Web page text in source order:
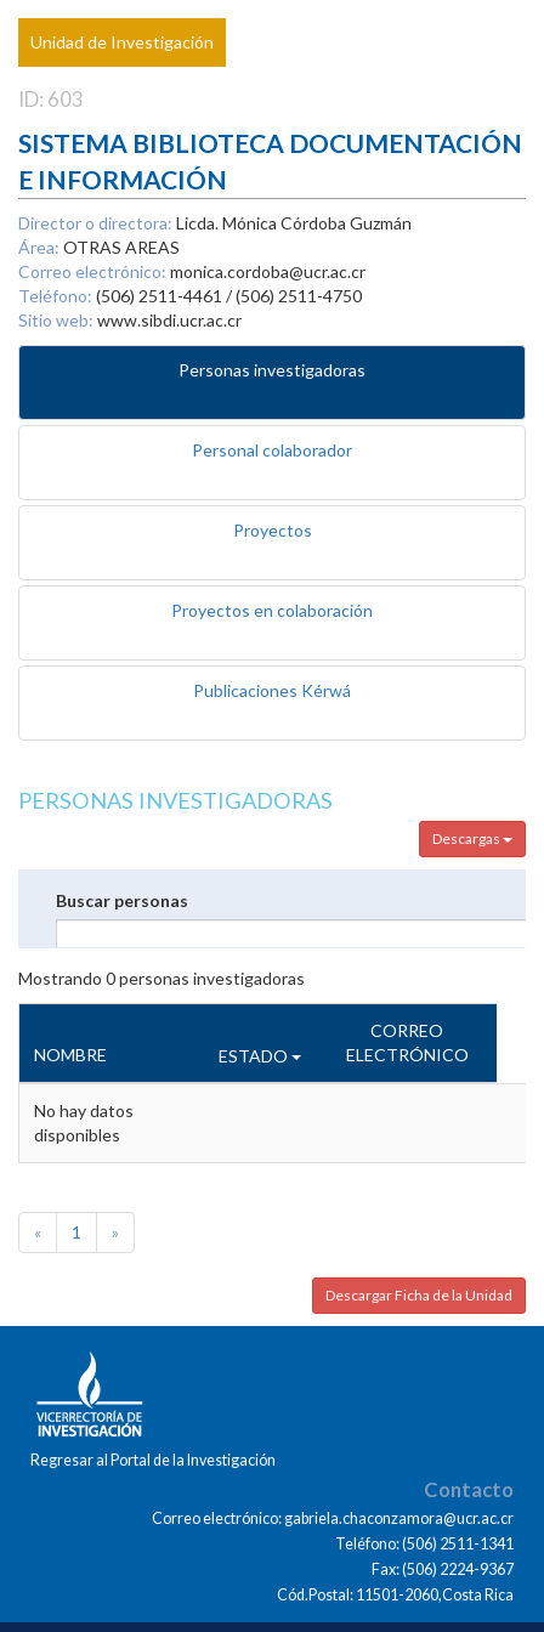
Unidad de Investigación
ID: 603
SISTEMA BIBLIOTECA DOCUMENTACIÓN
E INFORMACIÓN
Director o directora: Licda. Mónica Córdoba Guzmán
Área: OTRAS AREAS
Correo electrónico: monica.cordoba@ucr.ac.cr
Teléfono: (506) 2511-4461 / (506) 2511-4750
Sitio web: www.sibdi.ucr.ac.cr
Personas investigadoras
Personal colaborador
Proyectos
Proyectos en colaboración
Publicaciones Kérwá
PERSONAS INVESTIGADORAS
Descargas
Buscar personas
Mostrando 0personas investigadoras
NOMBRE ESTADO
CORREO
ELECTRÓNICO
No hay datos
disponibles
« 1 »
Descargar Ficha de la Unidad
Regresar al Portal de la Investigación
Contacto
Correo electrónico: gabriela.chaconzamora@ucr.ac.cr
Teléfono: (506) 2511-1341
Fax: (506) 2224-9367
Cód.Postal: 11501-2060,Costa Rica